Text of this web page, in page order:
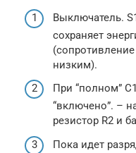
Выключатель.
сохраняет
низким).
При “полном”
“включено”. –
резистор R2 и
Пока идет